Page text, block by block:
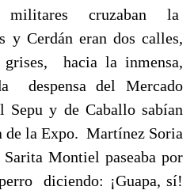
cruzaban la
Cerdán eran dos calles,
grises, hacia la inmensa,
despensa del Mercado
y de Caballo sabían
de la Expo. Martínez Soria
Montiel paseaba por
diciendo: ¡Guapa, sí!